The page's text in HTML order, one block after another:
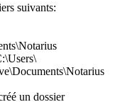
suivants:
un dossier